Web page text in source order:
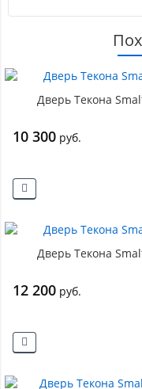
Дверь Текона
10 300 руб.
Дверь Текона
12 200 руб.